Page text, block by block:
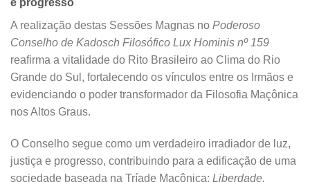
e progresso
A realização destas Sessões Magnas no Poderoso
Conselho de Kadosch Filosófico Lux Hominis nº 159
reafirma a vitalidade do Rito Brasileiro ao Clima do Rio
Grande do Sul, fortalecendo os vínculos entre os Irmãos e
evidenciando o poder transformador da Filosofia Maçônica
nos Altos Graus.
O Conselho segue como um verdadeiro irradiador de luz,
justiça e progresso, contribuindo para a edificação de uma
sociedade baseada na Tríade Maçônica: Liberdade,